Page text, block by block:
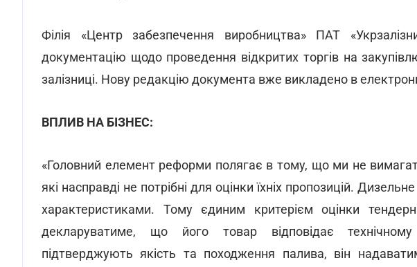
Філія «Центр забезпечення виробництва» ПАТ
документацію щодо проведення відкритих торгів на
залізниці. Нову редакцію документа вже викладено в
ВПЛИВ НА БІЗНЕС:
«Головний елемент реформи полягає в тому, що ми не
які насправді не потрібні для оцінки їхніх пропозицій.
характеристиками. Тому єдиним критерієм оцінки
декларуватиме, що його товар відповідає
підтверджують якість та походження палива, він